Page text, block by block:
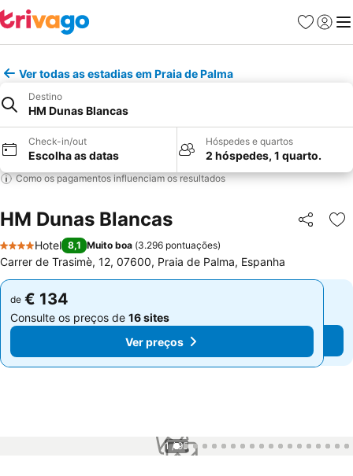
Favoritos
Iniciar
Ver todas as estadias em Praia de Palma
Destino
HM Dunas Blancas
Check-in/out
Escolha as datas
Hóspedes e quartos
2 hóspedes, 1 quarto.
Como os pagamentos influenciam os resultados
HM Dunas Blancas Partilhar
4 Estrelas
Hotel 8,1 Muito boa (3.296 pontuações)
Carrer de Trasimè, 12, 07600, Praia de Palma, Espanha
de € 134
Consulte os preços de 16 sites
Ver preços
de € 134
Consulte os preços de 16 sites
Ver preços
1 / 95